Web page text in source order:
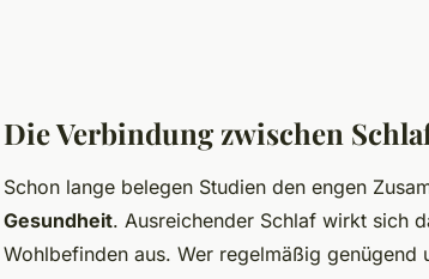
Die Verbindung zwischen
Schon lange belegen Studien den engen
Gesundheit. Ausreichender Schlaf wirkt sich
Wohlbefinden aus. Wer regelmäßig